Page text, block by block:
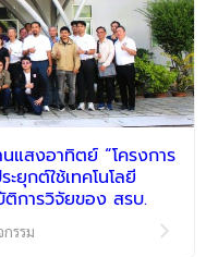
แสงอาทิตย์ “โครงการ
กต์ใช้เทคโนโลยี
การวิจัยของ สรบ.
รรม